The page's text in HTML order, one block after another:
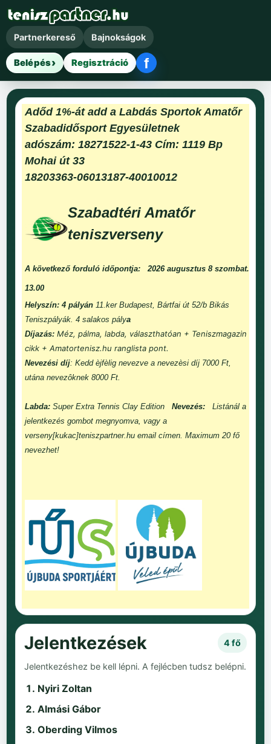
Partnerkereső Bajnokságok
Belépés Regisztráció fFacebook belépés
Adőd 1%-át add a Labdás Sportok Amatőr
Szabadidősport Egyesületnek
adószám: 18271522-1-43 Cím: 1119 Bp
Mohai út 33
18203363-06013187-40010012
Szabadtéri Amatőr
teniszverseny
A következő forduló időpontja: 2026 augusztus 8 szombat.
13.00
Helyszín: 4 pályán 11.ker Budapest, Bártfai út 52/b Bikás
Teniszpályák. 4 salakos pálya
Díjazás: Méz, pálma, labda, választhatóan + Teniszmagazin
cikk + Amatortenisz.hu ranglista pont.
Nevezési díj: Kedd èjfèlig nevezve a nevezèsi díj 7000 Ft,
utána nevezôknek 8000 Ft.
Labda: Super Extra Tennis Clay Edition Nevezés:
Listánál a
jelentkezés gombot megnyomva, vagy a
verseny[kukac]teniszpartner.hu email címen. Maximum 20 fő
nevezhet!
Jelentkezések 4 fő
Jelentkezéshez be kell lépni. A fejlécben tudsz belépni.
Nyiri Zoltan
Almási Gábor
Oberding Vilmos